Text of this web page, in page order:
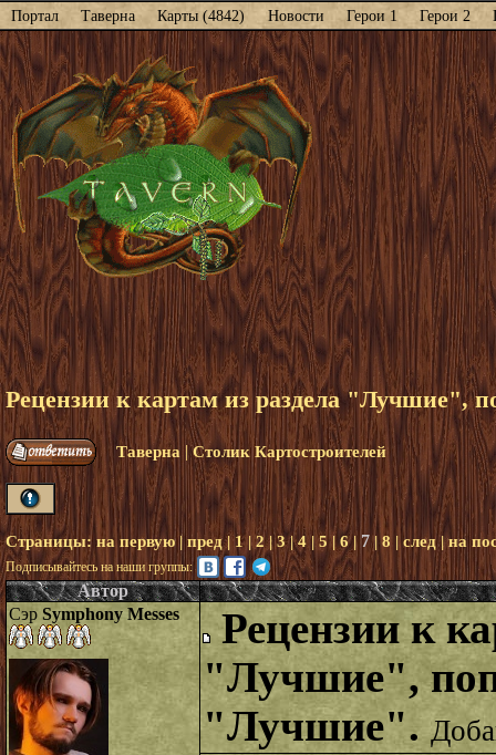
Портал Таверна Карты (4842) Новости Герои 1 Герои 2
Рецензии к картам из раздела "Лучшие",
Таверна |Столик Картостроителей
Страницы: на первую| пред|1|2|3|4 |5 | 6| 7| 8 | след|на
Подписывайтесь на наши группы:
Автор
Сэр Symphony Messes
Рецензии к
"Лучшие",
"Лучшие".